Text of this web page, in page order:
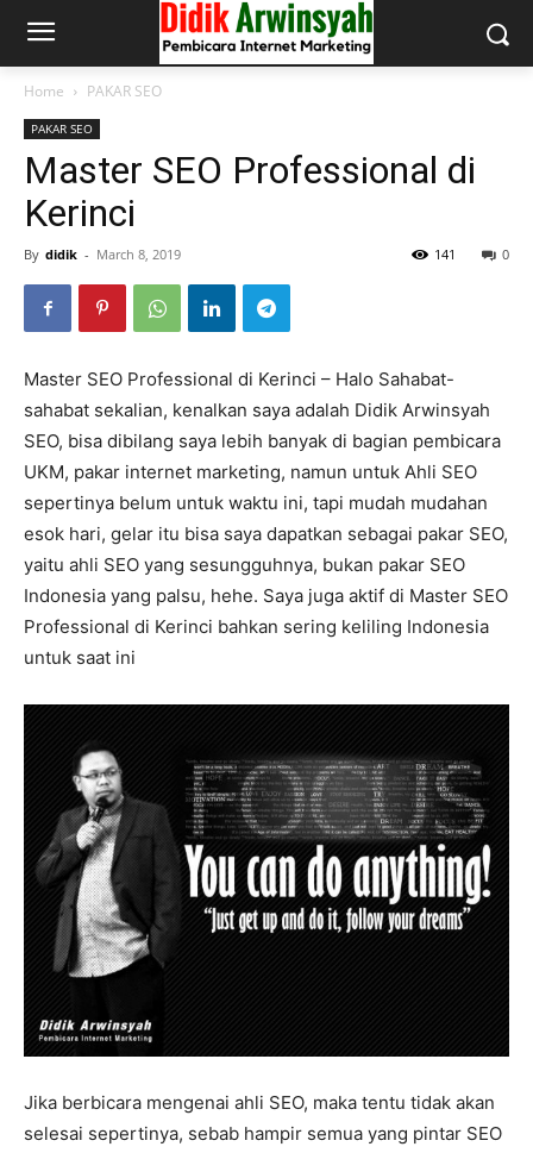
Home PAKAR SEO
PAKAR SEO
Master SEO Professional di
Kerinci
By didik - March 8, 2019 0
141
Master SEO Professional di Kerinci – Halo Sahabat-
sahabat sekalian, kenalkan saya adalah Didik Arwinsyah
SEO, bisa dibilang saya lebih banyak di bagian pembicara
UKM, pakar internet marketing, namun untuk Ahli SEO
sepertinya belum untuk waktu ini, tapi mudah mudahan
esok hari, gelar itu bisa saya dapatkan sebagai pakar SEO,
yaitu ahli SEO yang sesungguhnya, bukan pakar SEO
Indonesia yang palsu, hehe. Saya juga aktif di Master SEO
Professional di Kerinci bahkan sering keliling Indonesia
untuk saat ini
Jika berbicara mengenai ahli SEO, maka tentu tidak akan
selesai sepertinya, sebab hampir semua yang pintar SEO